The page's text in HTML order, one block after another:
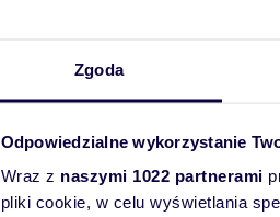
Zgoda
Odpowiedzialne wykorzystanie
Wraz z naszymi 1022 partnerami
pliki cookie, w celu wyświetlania